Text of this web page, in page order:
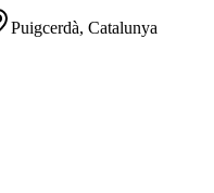
Puigcerdà, Catalunya